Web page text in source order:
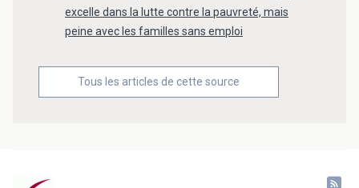
excelle dans la lutte contre la pauvreté, mais
peine avec les familles sans emploi
Tous les articles de cette source